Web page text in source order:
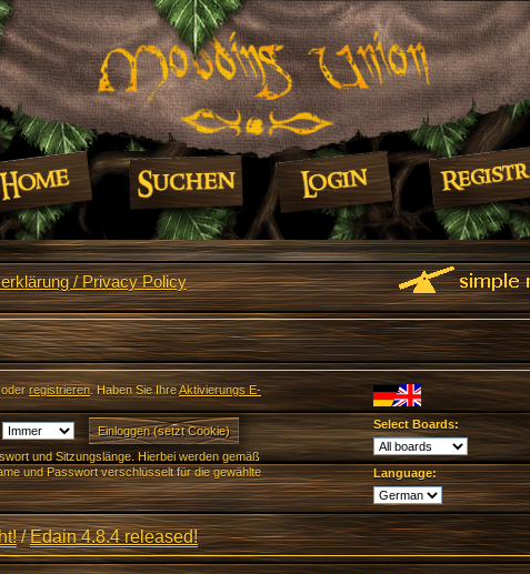
/ Privacy Policy
registrieren. Haben Sie IhreAktivierungs E-
und Sitzungslänge. Hierbei werden gemäß
und Passwort verschlüsselt für die gewählte
Select Boards:
Language:
/Edain 4.8.4 released!